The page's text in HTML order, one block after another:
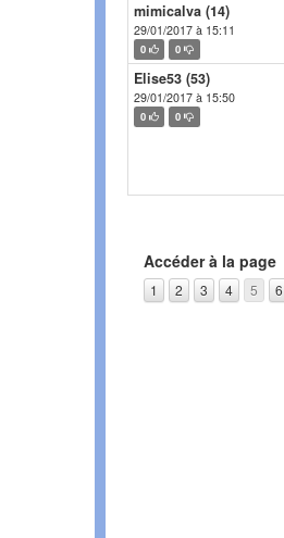
mimicalva (14)
29/01/2017 à 15:11
0 0
Elise53 (53)
29/01/2017 à 15:50
0 0
Accéder à la page
1 2 3 4 5 6